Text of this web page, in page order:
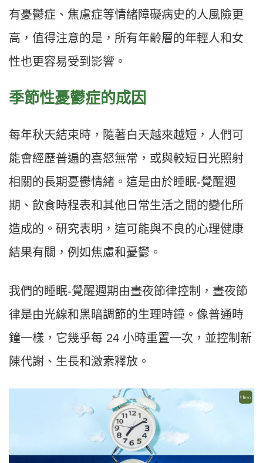
有憂鬱症、焦慮症等情緒障礙病史的人風險更
高，值得注意的是，所有年齡層的年輕人和女
性也更容易受到影響。
季節性憂鬱症的成因
每年秋天結束時，隨著白天越來越短，人們可
能會經歷普遍的喜怒無常，或與較短日光照射
相關的長期憂鬱情緒。這是由於睡眠-覺醒週
期、飲食時程表和其他日常生活之間的變化所
造成的。研究表明，這可能與不良的心理健康
結果有關，例如焦慮和憂鬱。
我們的睡眠-覺醒週期由晝夜節律控制，晝夜節
律是由光線和黑暗調節的生理時鐘。像普通時
鐘一樣，它幾乎每 24 小時重置一次，並控制新
陳代謝、生長和激素釋放。